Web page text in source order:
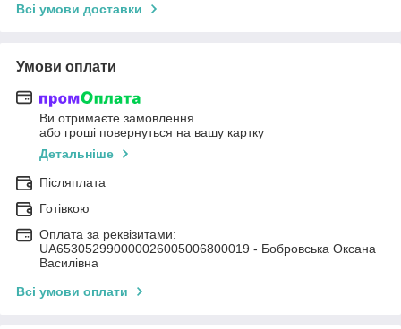
Всі умови доставки
Умови оплати
Ви отримаєте замовлення
або гроші повернуться на вашу картку
Детальніше
Післяплата
Готівкою
Оплата за реквізитами:
UA653052990000026005006800019 - Бобровська Оксана
Василівна
Всі умови оплати